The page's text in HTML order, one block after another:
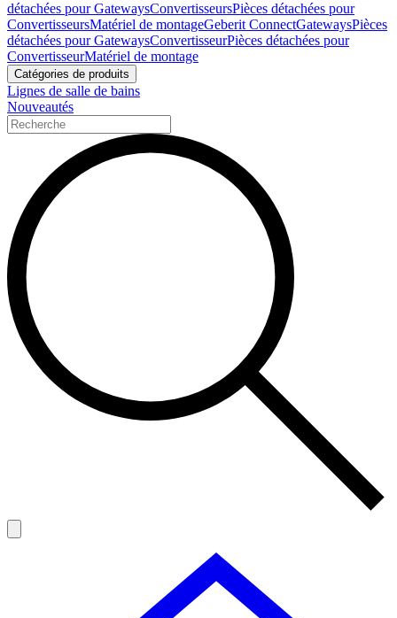
détachées pour GatewaysConvertisseursPièces détachées pour
ConvertisseursMatériel de montageGeberit ConnectGatewaysPièces
détachées pour GatewaysConvertisseurPièces détachées pour
ConvertisseurMatériel de montage
Catégories de produits
Lignes de salle de bains
Nouveautés